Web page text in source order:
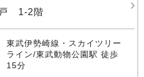
戸 1-2階
東武伊勢崎線・スカイツリー
ライン/東武動物公園駅 徒歩
15分